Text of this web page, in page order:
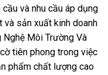
và nhu cầu áp dụng
sản xuất kinh doanh
Nghệ Môi Trường Và
tiên phong trong việc
phẩm chất lượng cao